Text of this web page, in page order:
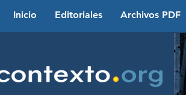
Inicio Editoriales Archivos PDF